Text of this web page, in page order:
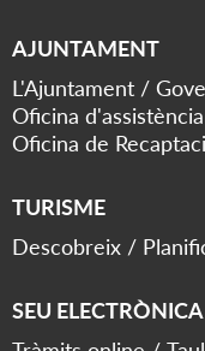
AJUNTAMENT
L'Ajuntament
Oficina
Oficina de
TURISME
Descobreix
SEU ELECTRÒNICA